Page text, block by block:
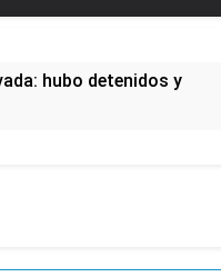
hubo detenidos y
mínimas cercanas a 1°C